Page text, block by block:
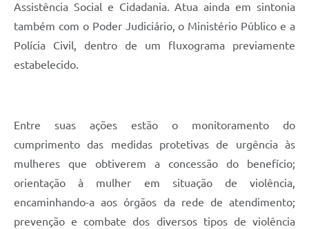
Assistência Social e Cidadania. Atua ainda em sintonia
também com o Poder Judiciário, o Ministério Público e a
Polícia Civil, dentro de um fluxograma previamente
estabelecido.
Entre suas ações estão o monitoramento do
cumprimento das medidas protetivas de urgência às
mulheres que obtiverem a concessão do benefício;
orientação à mulher em situação de violência,
encaminhando-a aos órgãos da rede de atendimento;
prevenção e combate dos diversos tipos de violência